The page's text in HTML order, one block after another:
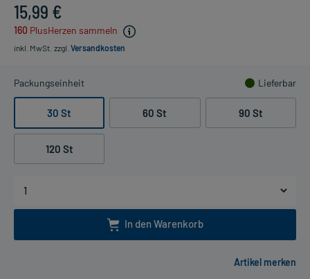
15,99 €
160 PlusHerzen sammeln
inkl. MwSt. zzgl. Versandkosten
Packungseinheit Lieferbar
30 St 60 St 90 St
120 St
In den Warenkorb